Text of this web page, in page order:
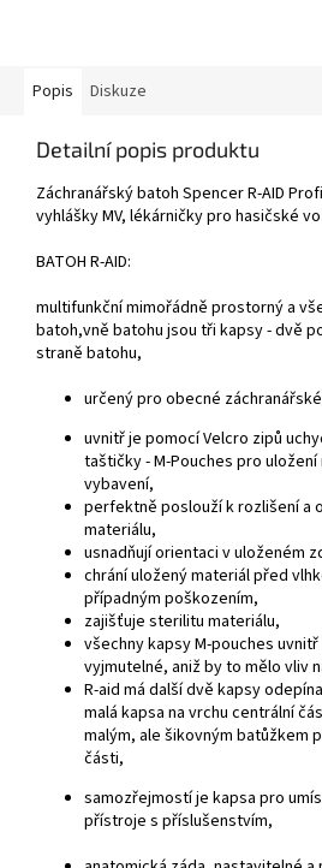
Popis Diskuze
Detailní popis produktu
Záchranářský batoh Spencer R-AID
vyhlášky MV, lékárničky pro hasičské
BATOH R-AID:
multifunkční mimořádně prostorný a
batoh,vně batohu jsou tři kapsy - dvě
straně batohu,
určený pro obecné
uvnitř je pomocí Velcro zipů
taštičky - M-Pouches pro
vybavení,
perfektně poslouží k rozlišení a
materiálu,
usnadňují orientaci v uloženém
chrání uložený materiál před
případným poškozením,
zajišťuje sterilitu materiálu,
všechny kapsy M-pouches
vyjmutelné, aniž by to mělo vliv
R-aid má další dvě kapsy
malá kapsa na vrchu centrální
malým, ale šikovným batůžkem
části,
samozřejmostí je kapsa pro
přístroje s příslušenstvím,